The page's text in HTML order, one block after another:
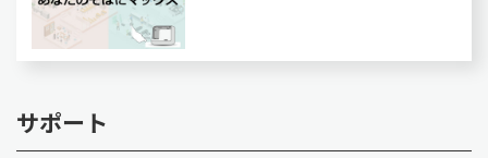
サポート